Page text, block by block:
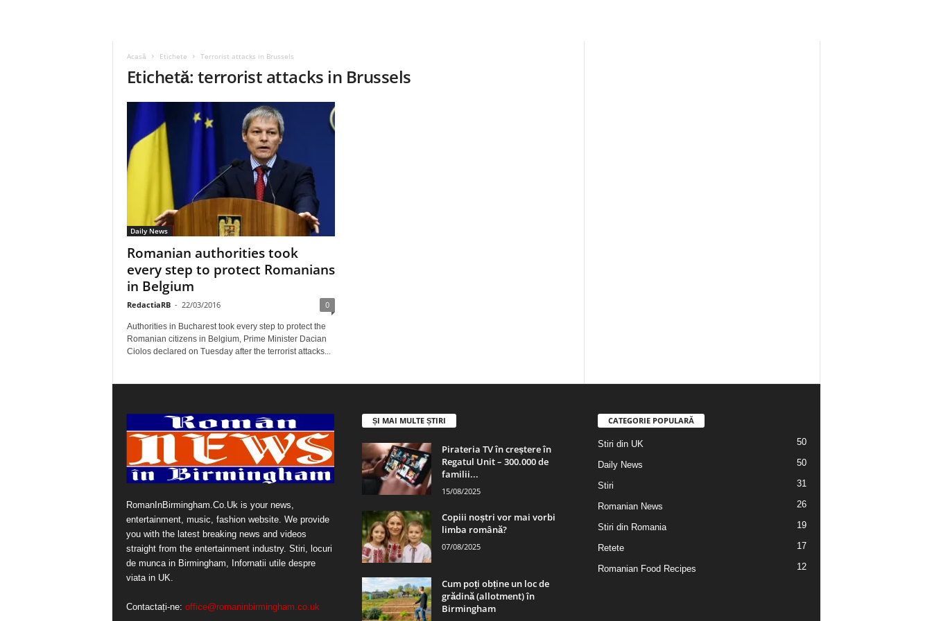
Acasă Etichete Terrorist attacks in Brussels
Etichetă: terrorist attacks in Brussels
Daily News
Romanian authorities took
every step to protect Romanians
in Belgium
RedactiaRB - 22/03/2016 0
Authorities in Bucharest took every step to protect the
Romanian citizens in Belgium, Prime Minister Dacian
Ciolos declared on Tuesday after the terrorist attacks...
RomanInBirmingham.Co.Uk is your news,
entertainment, music, fashion website. We provide
you with the latest breaking news and videos
straight from the entertainment industry. Stiri, locuri
de munca in Birmingham, Infornatii utile despre
viata in UK.
Contactați-ne: office@romaninbirmingham.co.uk
ȘI MAI MULTE ȘTIRI
Pirateria TV în creștere în
Regatul Unit – 300.000 de
familii...
15/08/2025
Copiii noștri vor mai vorbi
limba română?
07/08/2025
Cum poți obține un loc de
grădină (allotment) în
Birmingham
CATEGORIE POPULARĂ
Stiri din UK 50
Daily News 50
Stiri 31
Romanian News 26
Stiri din Romania 19
Retete 17
Romanian Food Recipes 12